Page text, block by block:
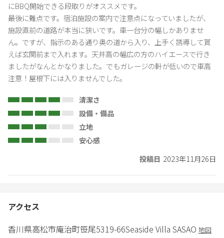
にBBQ開始できる段取りがオススメです。
最後に難点です。宿泊施設の案内で注意点になっていましたが、
施設直前の道路が本当に狭いです。車一台分の幅しかありませ
ん。ですが、指示のある通り奥の道から入り、上手く誘導して貰
えば玄関前まで入れます。天井高の幅広の方のハイエースで行き
ましたがなんとかなりました。でもガレージの軒が低いので車高
注意！屋根下には入りませんでした。
清潔さ
設備・備品
立地
安心感
投稿日 2023年11月26日
アクセス
香川県高松市庵治町笹尾5319-66Seaside Villa SASAO 地図